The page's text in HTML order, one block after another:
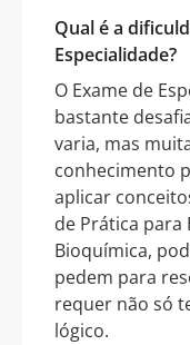
Qual é a
Especialidade?
O Exame de
bastante
varia, mas
conhecimento
aplicar
de Prática para
Bioquímica,
pedem para
requer não só
lógico.